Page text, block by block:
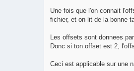
Une fois que l'on connait
fichier, et on lit de la bonne
Les offsets sont donnees
Donc si ton offset est 2,
Ceci est applicable sur une